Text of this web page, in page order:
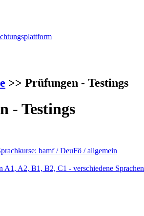
>> Prüfungen - Testings
- Testings
bamf / DeuFö / allgemein
A1, A2, B1, B2, C1 - verschiedene Sprachen